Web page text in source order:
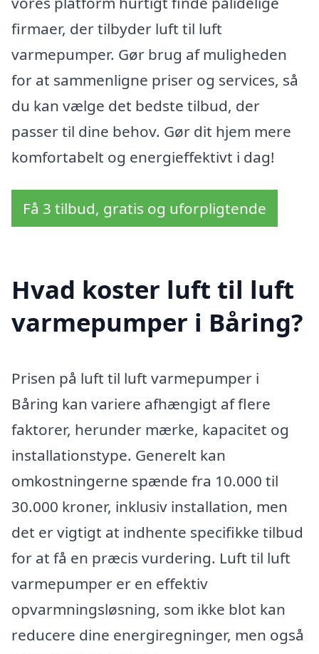
firmaer, der tilbyder luft til luft
varmepumper. Gør brug af muligheden
for at sammenligne priser og services, så
du kan vælge det bedste tilbud, der
passer til dine behov. Gør dit hjem mere
komfortabelt og energieffektivt i dag!
Få 3 tilbud, gratis og uforpligtende
Hvad koster luft til luft
varmepumper i Båring?
Prisen på luft til luft varmepumper i
Båring kan variere afhængigt af flere
faktorer, herunder mærke, kapacitet og
installationstype. Generelt kan
omkostningerne spænde fra 10.000 til
30.000 kroner, inklusiv installation, men
det er vigtigt at indhente specifikke tilbud
for at få en præcis vurdering. Luft til luft
varmepumper er en effektiv
opvarmningsløsning, som ikke blot kan
reducere dine energiregninger, men også